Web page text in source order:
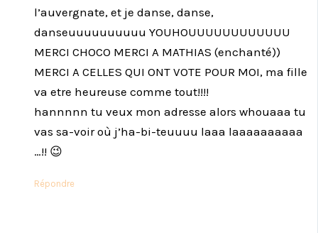
l’auvergnate, et je danse, danse,
danseuuuuuuuuuu YOUHOUUUUUUUUUUUU
MERCI CHOCO MERCI A MATHIAS (enchanté))
MERCI A CELLES QUI ONT VOTE POUR MOI, ma fille
va etre heureuse comme tout!!!!
hannnnn tu veux mon adresse alors whouaaa tu
vas sa-voir où j’ha-bi-teuuuu laaa laaaaaaaaaa
…!! 😉
Répondre